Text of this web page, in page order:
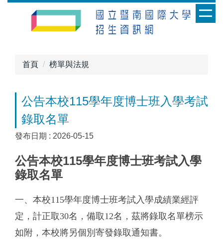
首頁 榜單與法規
公告本校115學年度博士班入學考試
錄取名單
發布日期 : 2026-05-15
公告本校115學年度博士班考試入學
錄取名單
一、本校115學年度博士班考試入學成績業經評
定，計正取30名，備取12名，茲將錄取名單榜示
如附，本校將另個別寄發錄取通知書。